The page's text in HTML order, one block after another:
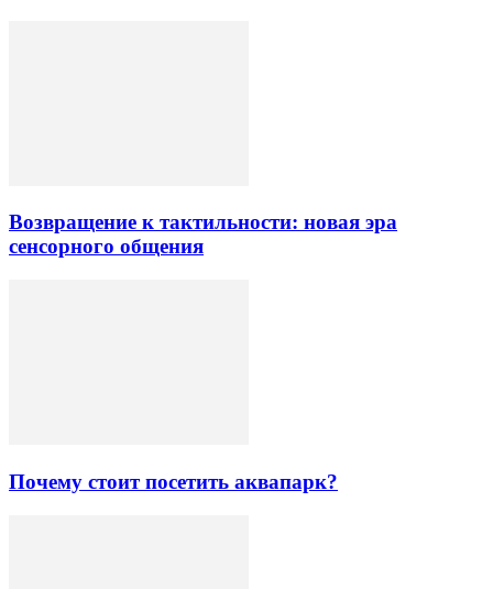
Возвращение к тактильности: новая эра
сенсорного общения
Почему стоит посетить аквапарк?